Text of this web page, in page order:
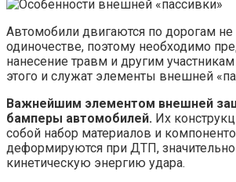
Автомобили двигаются по дорогам
одиночестве, поэтому необходимо
нанесение травм и другим
этого и служат элементы внешней
Важнейшим элементом внешней
бамперы автомобилей. Их
собой набор материалов и
деформируются при ДТП, значительно
кинетическую энергию удара.